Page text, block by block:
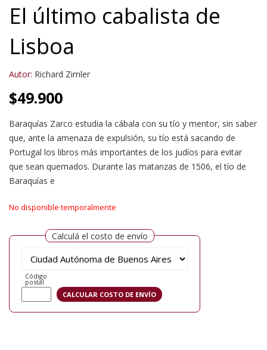
El último cabalista de
Lisboa
Autor: Richard Zimler
$49.900
Baraquías Zarco estudia la cábala con su tío y mentor, sin saber
que, ante la amenaza de expulsión, su tío está sacando de
Portugal los libros más importantes de los judíos para evitar
que sean quemados. Durante las matanzas de 1506, el tío de
Baraquías e
No disponible temporalmente
Calculá el costo de envío
Código
postal